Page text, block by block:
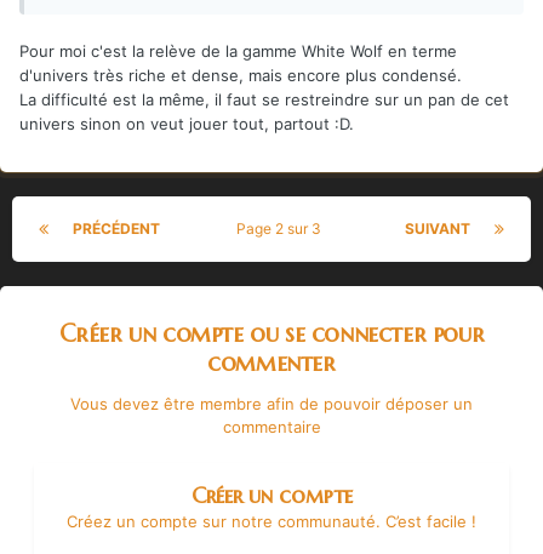
Pour moi c'est la relève de la gamme White Wolf en terme
d'univers très riche et dense, mais encore plus condensé.
La difficulté est la même, il faut se restreindre sur un pan de cet
univers sinon on veut jouer tout, partout :D.
PRÉCÉDENT SUIVANT
Page 2 sur 3
Créer un compte ou se connecter pour
commenter
Vous devez être membre afin de pouvoir déposer un
commentaire
Créer un compte
Créez un compte sur notre communauté. C’est facile !